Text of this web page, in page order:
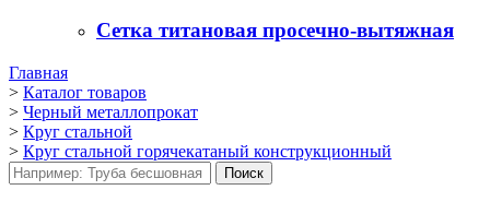
Сетка титановая просечно-вытяжная
Главная
> Каталог товаров
> Черный металлопрокат
> Круг стальной
> Круг стальной горячекатаный конструкционный